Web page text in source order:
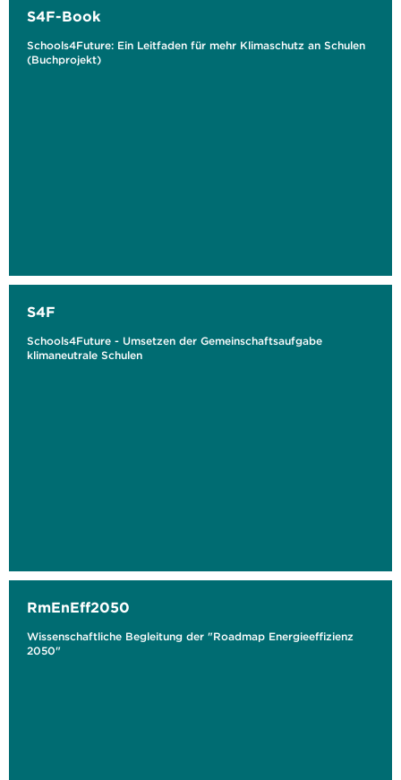
S4F-Book
Schools4Future: Ein Leitfaden für mehr Klimaschutz an Schulen
(Buchprojekt)
S4F
Schools4Future - Umsetzen der Gemeinschaftsaufgabe
klimaneutrale Schulen
RmEnEff2050
Wissenschaftliche Begleitung der "Roadmap Energieeffizienz
2050"